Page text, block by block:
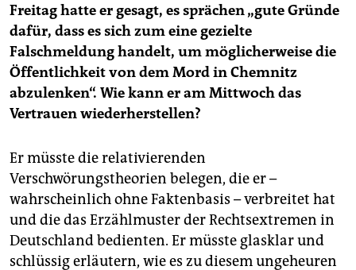
Freitag hatte er gesagt, es sprächen „gute Gründe
dafür, dass es sich zum eine gezielte
Falschmeldung handelt, um möglicherweise die
Öffentlichkeit von dem Mord in Chemnitz
abzulenken“. Wie kann er am Mittwoch das
Vertrauen wiederherstellen?
Er müsste die relativierenden
Verschwörungstheorien belegen, die er –
wahrscheinlich ohne Faktenbasis – verbreitet hat
und die das Erzählmuster der Rechtsextremen in
Deutschland bedienten. Er müsste glasklar und
schlüssig erläutern, wie es zu diesem ungeheuren